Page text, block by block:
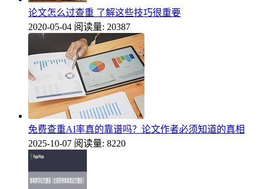
论文怎么过查重 了解这些技巧很重要
2020-05-04 阅读量: 20387
免费查重AI率真的靠谱吗？论文作者必须知道的真相
2025-10-07 阅读量: 8220